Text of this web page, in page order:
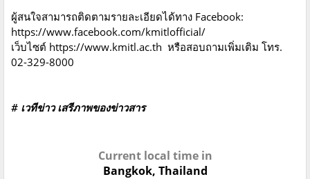
ผู้สนใจสามารถติดตามรายละเอียดได้ทาง Facebook:
https://www.facebook.com/kmitlofficial/
เว็บไซต์ https://www.kmitl.ac.th หรือสอบถามเพิ่มเติม โทร.
02-329-8000
# เวทีข่าว เสรีภาพของข่าวสาร
Current local time in
Bangkok, Thailand